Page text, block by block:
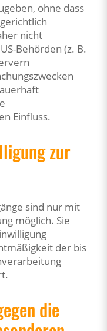
ohne dass
nicht
Behörden (z. B.
Einfluss.
zur
sind nur mit
möglich. Sie
der bis
die